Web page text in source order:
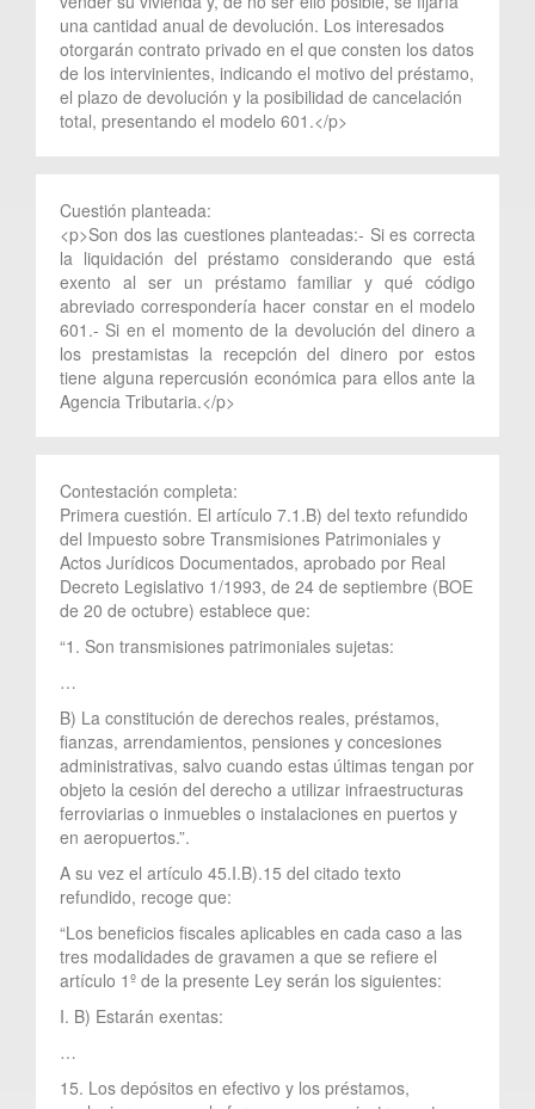
una cantidad anual de devolución. Los interesados
otorgarán contrato privado en el que consten los datos
de los intervinientes, indicando el motivo del préstamo,
el plazo de devolución y la posibilidad de cancelación
total, presentando el modelo 601.</p>
Cuestión planteada:
<p>Son dos las cuestiones planteadas:- Si es correcta
la liquidación del préstamo considerando que está
exento al ser un préstamo familiar y qué código
abreviado correspondería hacer constar en el modelo
601.- Si en el momento de la devolución del dinero a
los prestamistas la recepción del dinero por estos
tiene alguna repercusión económica para ellos ante la
Agencia Tributaria.</p>
Contestación completa:
Primera cuestión. El artículo 7.1.B) del texto refundido
del Impuesto sobre Transmisiones Patrimoniales y
Actos Jurídicos Documentados, aprobado por Real
Decreto Legislativo 1/1993, de 24 de septiembre (BOE
de 20 de octubre) establece que:
“1. Son transmisiones patrimoniales sujetas:
…
B) La constitución de derechos reales, préstamos,
fianzas, arrendamientos, pensiones y concesiones
administrativas, salvo cuando estas últimas tengan por
objeto la cesión del derecho a utilizar infraestructuras
ferroviarias o inmuebles o instalaciones en puertos y
en aeropuertos.”.
A su vez el artículo 45.I.B).15 del citado texto
refundido, recoge que:
“Los beneficios fiscales aplicables en cada caso a las
tres modalidades de gravamen a que se refiere el
artículo 1º de la presente Ley serán los siguientes:
I. B) Estarán exentas:
…
15. Los depósitos en efectivo y los préstamos,